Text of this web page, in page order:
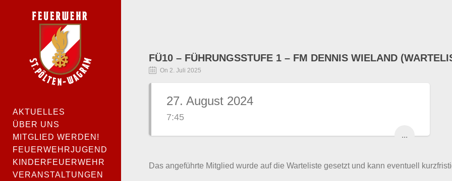
AKTUELLES
ÜBER UNS
MITGLIED WERDEN!
FEUERWEHRJUGEND
KINDERFEUERWEHR
VERANSTALTUNGEN
FÜ10 – FÜHRUNGSSTUFE 1 – FM DENNIS WIELAND
On 2. Juli 2025
27. August 2024
7:45
...
Das angeführte Mitglied wurde auf die Warteliste gesetzt und kann eventuell